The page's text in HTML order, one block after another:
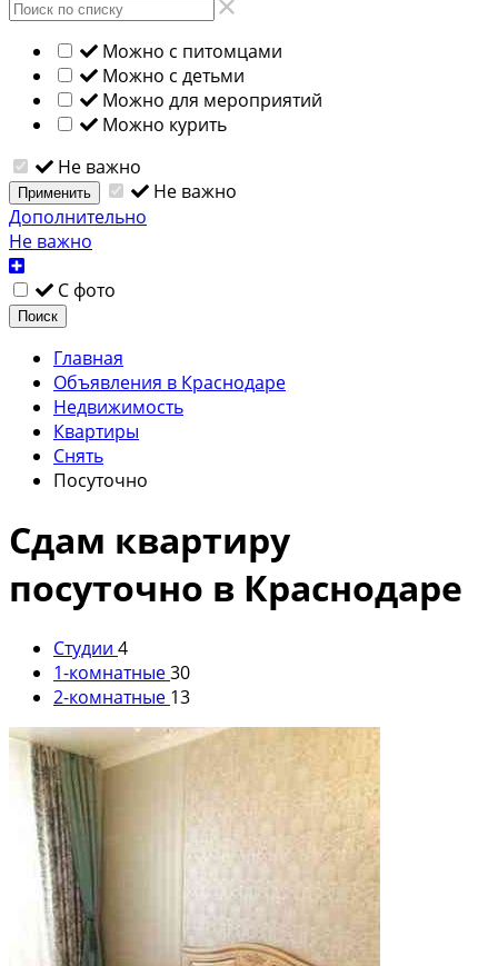
Можно с питомцами
Можно с детьми
Можно для мероприятий
Можно курить
Не важно
Применить
Не важно
Дополнительно
Не важно
С фото
Поиск
Главная
Объявления в Краснодаре
Недвижимость
Квартиры
Снять
Посуточно
Сдам квартиру
посуточно в Краснодаре
Студии 4
1-комнатные30
2-комнатные 13